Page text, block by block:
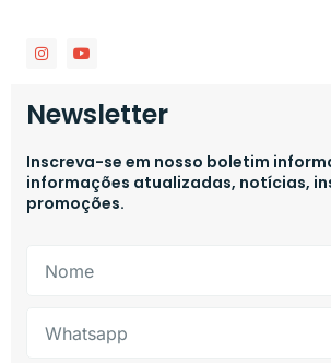
Newsletter
Inscreva-se em nosso boletim
informações atualizadas, notícias,
promoções.